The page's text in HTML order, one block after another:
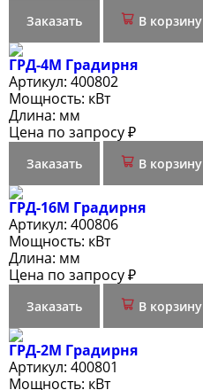
Заказать В корзину
ГРД-4М Градирня
Артикул: 400802
Мощность: кВт
Длина: мм
Цена по запросу ₽
Заказать В корзину
ГРД-16М Градирня
Артикул: 400806
Мощность: кВт
Длина: мм
Цена по запросу ₽
Заказать В корзину
ГРД-2М Градирня
Артикул: 400801
Мощность: кВт